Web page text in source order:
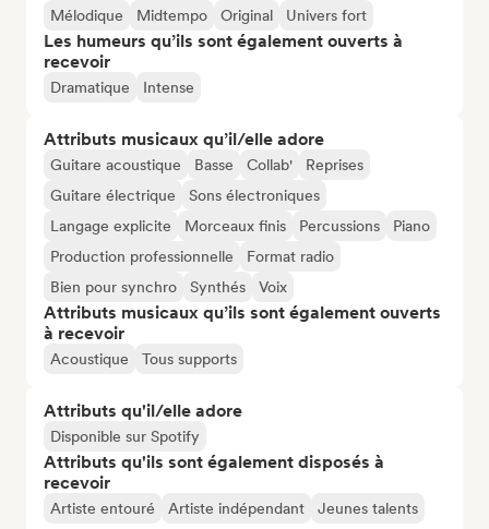
Mélodique
Midtempo Original Univers fort
Les humeurs qu’ils sont également ouverts à
recevoir
Dramatique Intense
Attributs musicaux qu’il/elle adore
Guitare acoustique Basse Collab'
Reprises
Guitare électrique
Sons électroniques
Langage explicite
Morceaux finis Percussions
Piano
Production professionnelle
Format radio
Bien pour synchro
Synthés Voix
Attributs musicaux qu’ils sont également ouverts
à recevoir
Acoustique Tous supports
Attributs qu'il/elle adore
Disponible sur Spotify
Attributs qu'ils sont également disposés à
recevoir
Artiste entouré Artiste indépendant Jeunes talents